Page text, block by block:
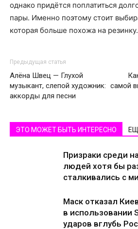
однако придётся поплатиться
пары. Именно поэтому стоит
которая больше похожа на резинку.
Предыдущая статья
Алёна Швец — Глухой
музыкант, слепой художник:
аккорды для песни
самой
ЭТО МОЖЕТ БЫТЬ ИНТЕРЕСНО
Призраки среди
людей хотя бы
сталкивались с
Маск отказал
в использовании
ударов вглубь